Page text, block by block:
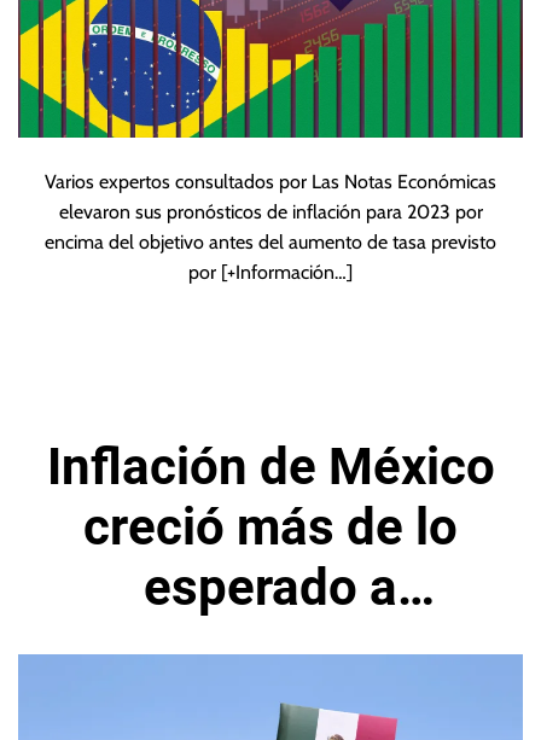
Varios expertos consultados por Las Notas Económicas
elevaron sus pronósticos de inflación para 2023 por
encima del objetivo antes del aumento de tasa previsto
por [+Información…]
Inflación de México
creció más de lo
esperado a
principios de este
mes